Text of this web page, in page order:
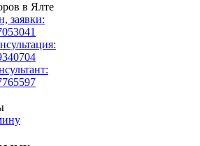
в Ялте
заявки: